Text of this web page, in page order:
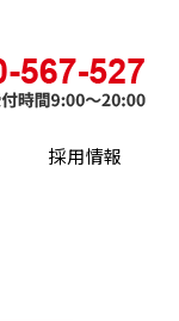
採用情報